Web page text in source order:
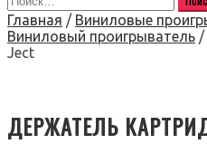
Главная / Виниловые
Виниловый проигрыватель /
Ject
ДЕРЖАТЕЛЬ